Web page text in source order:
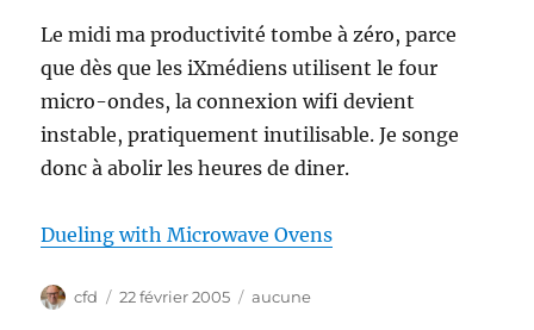
Le midi ma productivité tombe à zéro, parce
que dès que les iXmédiens utilisent le four
micro-ondes, la connexion wifi devient
instable, pratiquement inutilisable. Je songe
donc à abolir les heures de diner.
Dueling with Microwave Ovens
Auteur
cfd
Publié
22 février 2005 Catégories
aucune